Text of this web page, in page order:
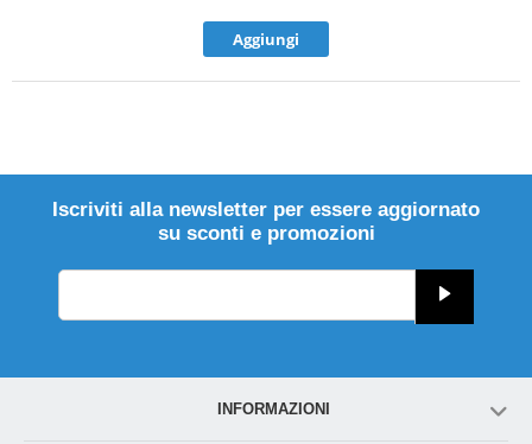
Aggiungi
Iscriviti alla newsletter per essere aggiornato
su sconti e promozioni
INFORMAZIONI